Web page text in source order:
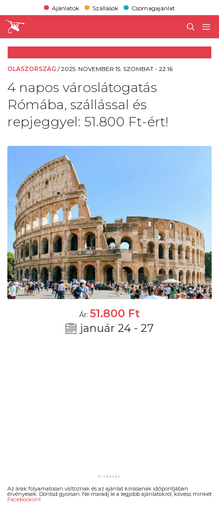
Ajánlatok Szállások Csomagajánlat
OLASZORSZÁG /2025. NOVEMBER 15. SZOMBAT - 22:16
4 napos városlátogatás
Rómába, szállással és
repjeggyel: 51.800 Ft-ért!
Ár: 51.800 Ft
január 24 - 27
Az árak folyamatosan változnak és az ajánlat kiírásanak időpontjában
érvényesek. Döntsd gyorsan. Ne maradj le a legjobb ajánlatokról, kövess minket
Facebookon!